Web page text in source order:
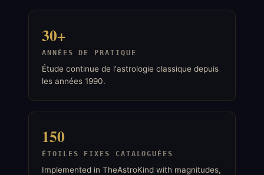
30+
ANNÉES DE PRATIQUE
Étude continue de l'astrologie classique depuis
les années 1990.
150
ÉTOILES FIXES CATALOGUÉES
Implemented in TheAstroKind with magnitudes,